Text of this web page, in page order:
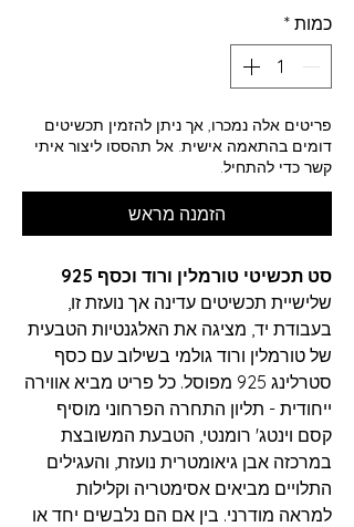
כמות *
פריטים אלה נמכרו, אך ניתן להזמין תכשיטים
דומים בהתאמה אישית. אל תהססו ליצור איתי
קשר כדי להתחיל.
הזמנה מראש
סט תכשיטי טורמלין ורוד וכסף 925
שלישיית תכשיטים עדינה אך נועזת זו,
בעבודת יד, מציגה את האלגנטיות הטבעית
של טורמלין ורוד גולמי בשילוב עם כסף
סטרלינג 925 מפוסל. כל פריט מביא אווירה
ייחודית - תליון התחרה הפרחוני מוסיף
קסם וינטג' רומנטי, הטבעת המשובצת
במרכזה אבן גיאומטרית נועזת, והעגילים
התלויים מביאים אסימטריה וקלילות
למראה מודרני. בין אם הם נלבשים יחד או